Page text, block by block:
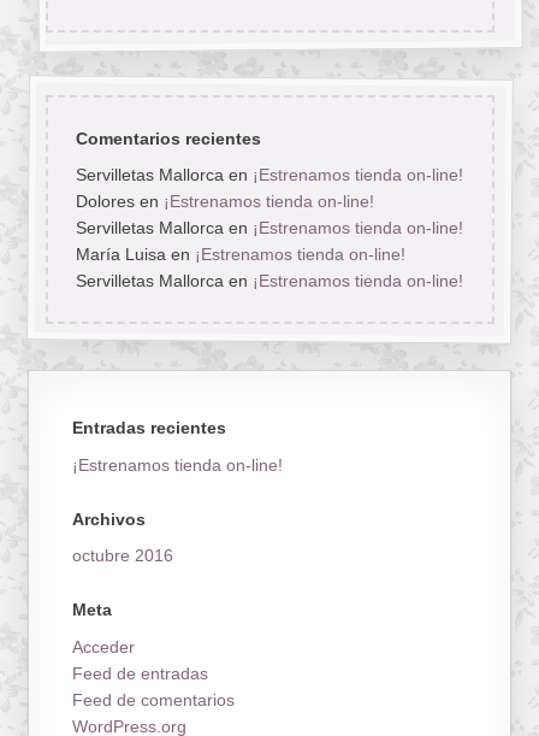
Comentarios recientes
Servilletas Mallorcaen ¡Estrenamos tienda on-line!
Doloresen ¡Estrenamos tienda on-line!
Servilletas Mallorcaen ¡Estrenamos tienda on-line!
María Luisaen ¡Estrenamos tienda on-line!
Servilletas Mallorcaen ¡Estrenamos tienda on-line!
Entradas recientes
¡Estrenamos tienda on-line!
Archivos
octubre 2016
Meta
Acceder
Feed de entradas
Feed de comentarios
WordPress.org